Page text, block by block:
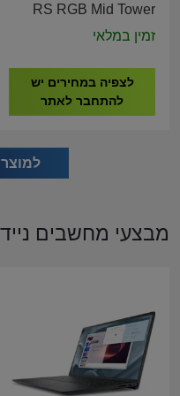
RS RGB Mid Tower
CASE Black CC-
זמין במלאי
לצפיה במחירים יש
להתחבר לאתר
מבצעי מחשבים